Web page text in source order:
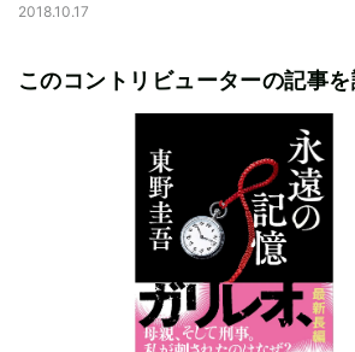
2018.10.17
このコントリビューターの記事